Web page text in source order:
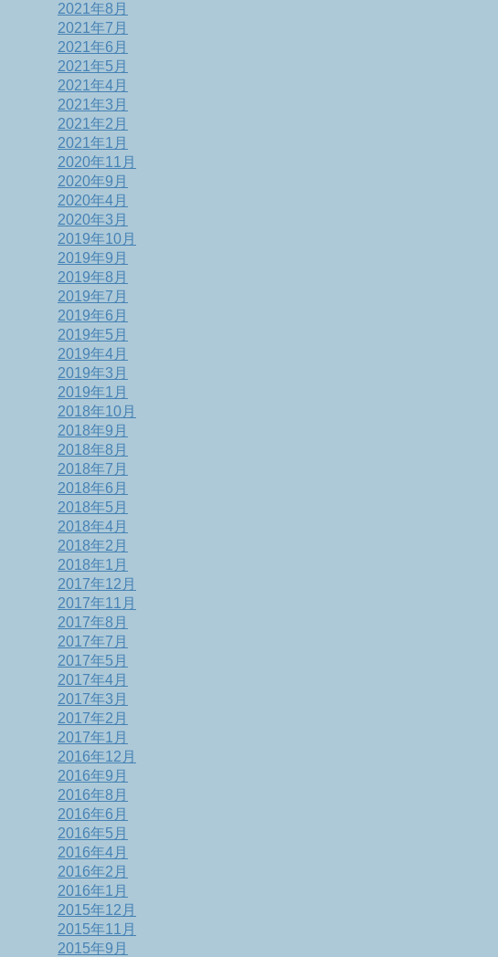
2021年8月
2021年7月
2021年6月
2021年5月
2021年4月
2021年3月
2021年2月
2021年1月
2020年11月
2020年9月
2020年4月
2020年3月
2019年10月
2019年9月
2019年8月
2019年7月
2019年6月
2019年5月
2019年4月
2019年3月
2019年1月
2018年10月
2018年9月
2018年8月
2018年7月
2018年6月
2018年5月
2018年4月
2018年2月
2018年1月
2017年12月
2017年11月
2017年8月
2017年7月
2017年5月
2017年4月
2017年3月
2017年2月
2017年1月
2016年12月
2016年9月
2016年8月
2016年6月
2016年5月
2016年4月
2016年2月
2016年1月
2015年12月
2015年11月
2015年9月